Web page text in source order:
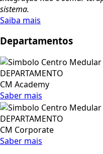
sistema.
Saiba mais
Departamentos
DEPARTAMENTO
CM Academy
Saber mais
DEPARTAMENTO
CM Corporate
Saber mais